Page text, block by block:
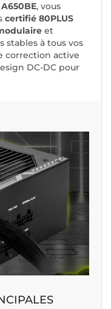
, vous
certifié 80PLUS
et
stables à tous vos
correction active
DC-DC pour